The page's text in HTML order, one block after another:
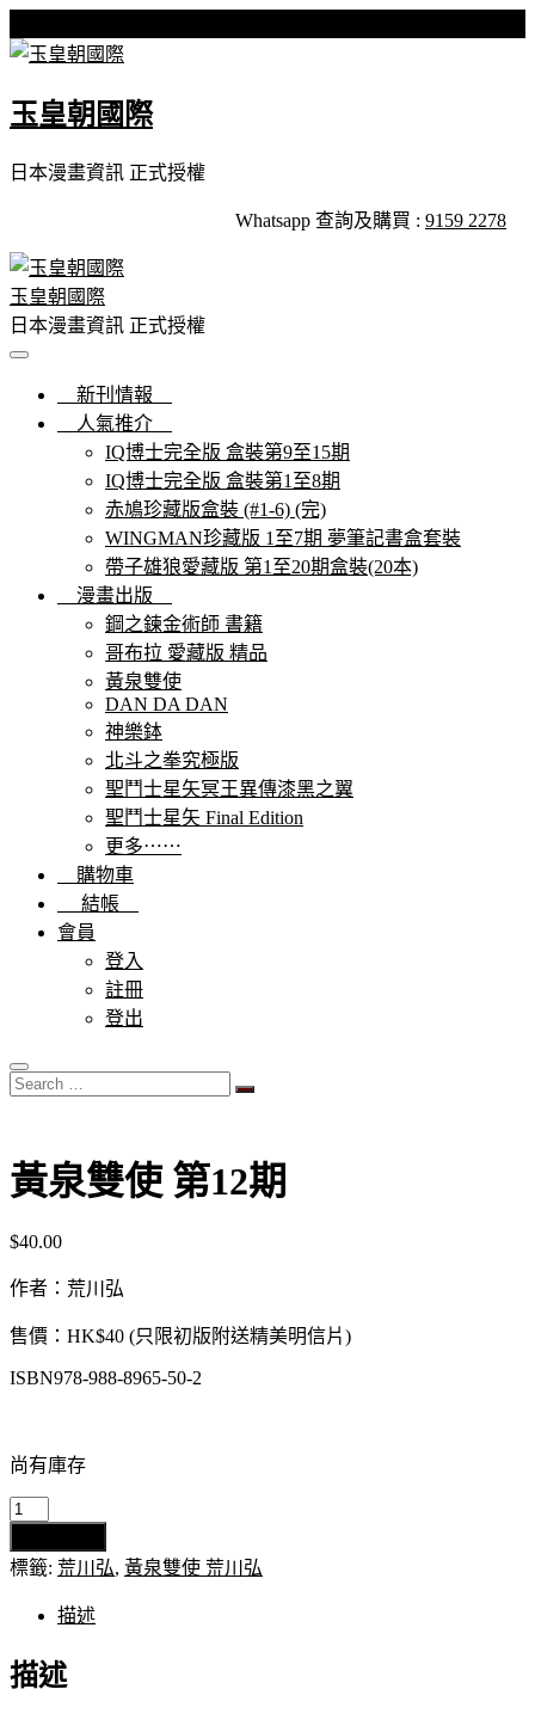
to
content
玉皇朝國際
日本漫畫資訊 正式授權
Whatsapp 查詢及購買 : 9159 2278
玉皇朝國際
日本漫畫資訊 正式授權
新刊情報
人氣推介
IQ博士完全版 盒裝第9至15期
IQ博士完全版 盒裝第1至8期
赤鳩珍藏版盒裝 (#1-6) (完)
WINGMAN珍藏版 1至7期 夢筆記書盒套裝
帶子雄狼愛藏版 第1至20期盒裝(20本)
漫畫出版
鋼之鍊金術師 書籍
哥布拉 愛藏版 精品
黃泉雙使
DAN DA DAN
神樂鉢
北斗之拳究極版
聖鬥士星矢冥王異傳漆黑之翼
聖鬥士星矢 Final Edition
更多⋯⋯
購物車
結帳
會員
登入
註冊
登出
Search
…
黃泉雙使 第12期
$40.00
作者：荒川弘
售價： HK$40 (只限初版附送精美明信片)
ISBN978-988-8965-50-2
尚有庫存
黃
雙
期
標籤: 荒川弘, 黃泉雙使 荒川弘
描述
描述